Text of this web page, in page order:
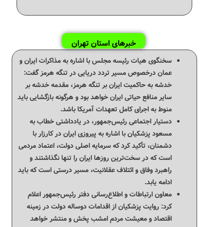
خبرهای استان تهران
سخنگوی هیات رئیسه مجلس با اشاره به مذاکرات ایران و
عمان درخصوص مسیر تردد دریایی در تنگه هرمز گفت:
خدشه به حاکمیت ایران بر تنگه هرمز، مقدمه‌ خدشه بر
سایر منافع حیاتی ایران خواهد بود و هرگونه بازگشایی باید
منوط به اجرای کامل تعهدات آمریکا باشد.
دستیار اجتماعی رئیس‌جمهور، در یادداشتی خطاب به
مسعود پزشکیان با اشاره به پیروزی ایران در کارزار با
دشمنان، تأکید کرد که سرمایه اصلی دولت، اعتماد مردمی
است که در سخت‌ترین روزها ایران را تنها نگذاشتند و
راهبرد وفاق و ائتلاف عقلانیت، مسیر درستی است که باید
ادامه یابد.
معاون ارتباطات و اطلاع‌رسانی دفتر رئیس‌جمهور اعلام
کرد: روایت پزشکیان از اقدامات دوساله دولت در زمینه
اقتصاد و معیشت مردم امشب پخش و منتشر خواهد